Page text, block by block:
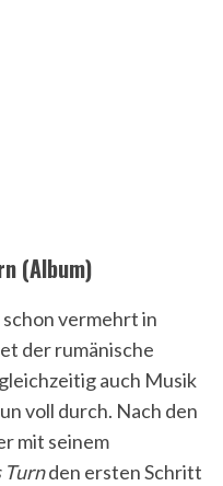
(Album)
vermehrt in
der rumänische
auch Musik
voll durch. Nach den
mit seinem
Turnden ersten Schritt